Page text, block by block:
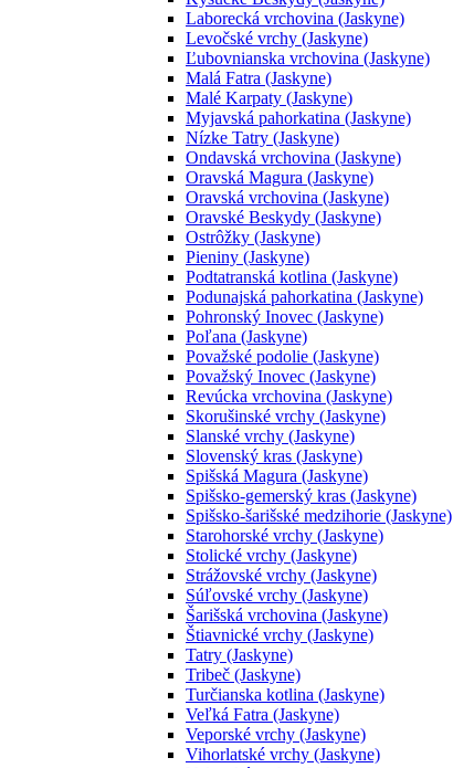
Laborecká vrchovina (Jaskyne)
Levočské vrchy (Jaskyne)
Ľubovnianska vrchovina (Jaskyne)
Malá Fatra (Jaskyne)
Malé Karpaty (Jaskyne)
Myjavská pahorkatina (Jaskyne)
Nízke Tatry (Jaskyne)
Ondavská vrchovina (Jaskyne)
Oravská Magura (Jaskyne)
Oravská vrchovina (Jaskyne)
Oravské Beskydy (Jaskyne)
Ostrôžky (Jaskyne)
Pieniny (Jaskyne)
Podtatranská kotlina (Jaskyne)
Podunajská pahorkatina (Jaskyne)
Pohronský Inovec (Jaskyne)
Poľana (Jaskyne)
Považské podolie (Jaskyne)
Považský Inovec (Jaskyne)
Revúcka vrchovina (Jaskyne)
Skorušinské vrchy (Jaskyne)
Slanské vrchy (Jaskyne)
Slovenský kras (Jaskyne)
Spišská Magura (Jaskyne)
Spišsko-gemerský kras (Jaskyne)
Spišsko-šarišské medzihorie (Jaskyne)
Starohorské vrchy (Jaskyne)
Stolické vrchy (Jaskyne)
Strážovské vrchy (Jaskyne)
Súľovské vrchy (Jaskyne)
Šarišská vrchovina (Jaskyne)
Štiavnické vrchy (Jaskyne)
Tatry (Jaskyne)
Tribeč (Jaskyne)
Turčianska kotlina (Jaskyne)
Veľká Fatra (Jaskyne)
Veporské vrchy (Jaskyne)
Vihorlatské vrchy (Jaskyne)